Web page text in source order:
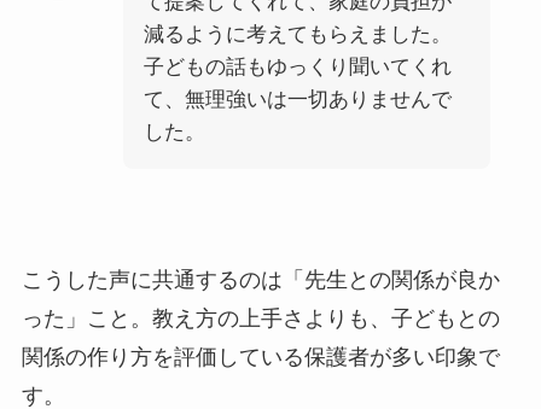
減るように考えてもらえました。
子どもの話もゆっくり聞いてくれ
て、無理強いは一切ありませんで
した。
こうした声に共通するのは「先生との関係が良か
った」こと。教え方の上手さよりも、子どもとの
関係の作り方を評価している保護者が多い印象で
す。